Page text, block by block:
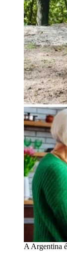
A Argentina